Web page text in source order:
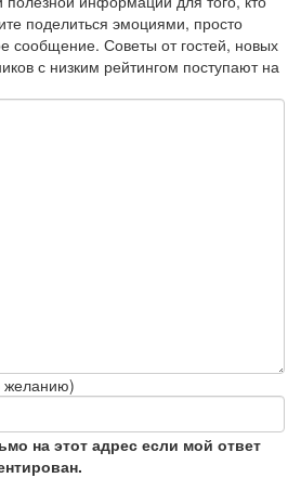
поделиться эмоциями, просто
сообщение. Советы от гостей, новых
с низким рейтингом поступают на
на этот адрес если мой ответ